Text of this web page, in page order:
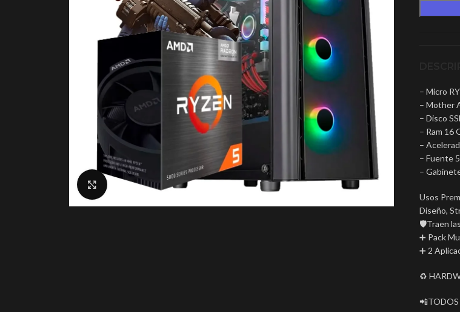
Click to enlarge
– Micro
– Mother
– Disco
– Ram 16
–
– Fuente
–
Usos
Diseño,
🛡Traen
➕ Pack
➕ 2
♻️
📲TODOS